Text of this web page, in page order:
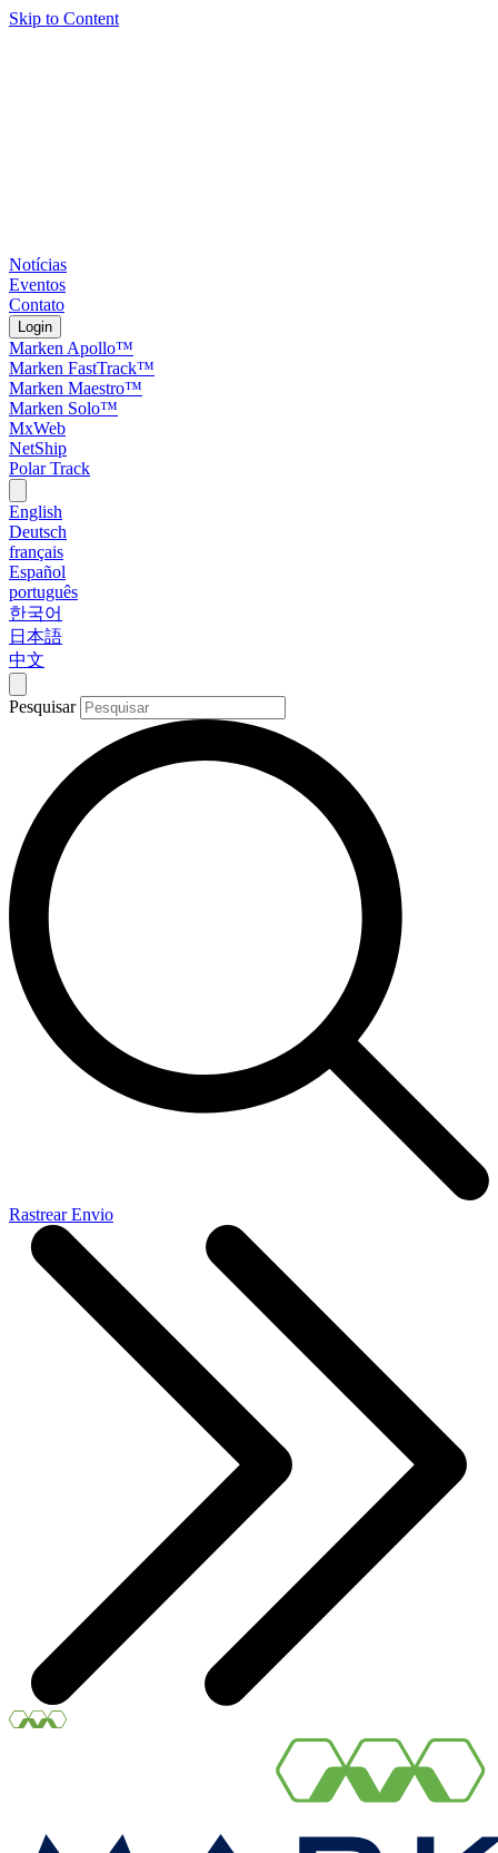
Skip to Content
Notícias
Eventos
Contato
Login
Marken Apollo™
Marken FastTrack™
Marken Maestro™
Marken Solo™
MxWeb
NetShip
Polar Track
English
Deutsch
français
Español
português
한국어
日本語
中文
Pesquisar
Rastrear Envio